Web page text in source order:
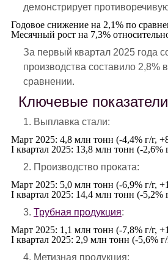
демонстрирует
Годовое снижение на 2,1% по
Месячный рост на 7,3%
За первый квартал 2025 года
производства составило 2,8%
сравнении.
Ключевые
1. Выплавка стали:
Март 2025: 4,8 млн тонн (-4,4% г/г,
I квартал 2025: 13,8 млн тонн (-2,6%
2. Производство проката:
Март 2025: 5,0 млн тонн (-6,9% г/г,
I квартал 2025: 14,4 млн тонн (-5,2%
3. Трубная продукция:
Март 2025: 1,1 млн тонн (-7,8% г/г,
I квартал 2025: 2,9 млн тонн (-5,6%
4. Метизная продукция: